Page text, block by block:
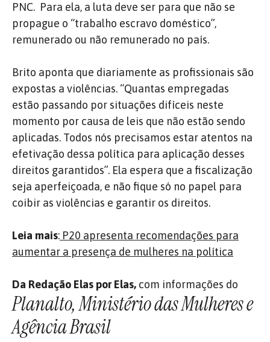
PNC. Para ela, a luta deve ser para que não se
propague o “trabalho escravo doméstico”,
remunerado ou não remunerado no país.
Brito aponta que diariamente as profissionais são
expostas a violências. “Quantas empregadas
estão passando por situações difíceis neste
momento por causa de leis que não estão sendo
aplicadas. Todos nós precisamos estar atentos na
efetivação dessa política para aplicação desses
direitos garantidos”. Ela espera que a fiscalização
seja aperfeiçoada, e não fique só no papel para
coibir as violências e garantir os direitos.
Leia mais: P20 apresenta recomendações para
aumentar a presença de mulheres na política
Da Redação Elas por Elas, com informações do
Planalto, Ministério das Mulheres e
Agência Brasil